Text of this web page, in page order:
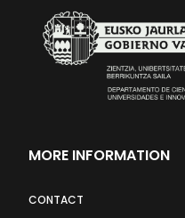
MORE INFORMATION
CONTACT